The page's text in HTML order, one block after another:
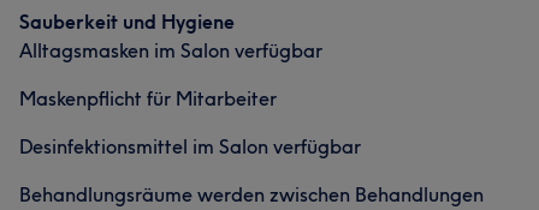
Services
Gesicht
Sauberkeit und Hygiene
Alltagsmasken im Salon verfügbar
Maskenpflicht für Mitarbeiter
Desinfektionsmittel im Salon verfügbar
Behandlungsräume werden zwischen Behandlungen